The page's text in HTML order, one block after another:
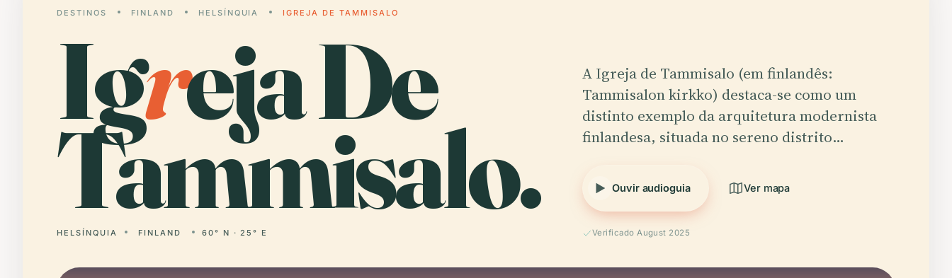
DESTINOS FINLAND HELSÍNQUIA IGREJA DE TAMMISALO
Igreja De
Tammisalo.
HELSÍNQUIA FINLAND 60° N · 25° E
A Igreja de Tammisalo (em finlandês:
Tammisalon kirkko) destaca-se como um
distinto exemplo da arquitetura modernista
finlandesa, situada no sereno distrito…
Ouvir audioguia Ver mapa
Verificado August 2025